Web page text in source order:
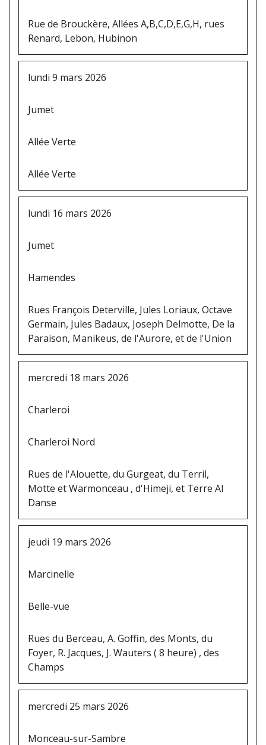
Rue de Brouckère, Allées A,B,C,D,E,G,H, rues
Renard, Lebon, Hubinon
lundi 9 mars 2026
Jumet
Allée Verte
Allée Verte
lundi 16 mars 2026
Jumet
Hamendes
Rues François Deterville, Jules Loriaux, Octave
Germain, Jules Badaux, Joseph Delmotte, De la
Paraison, Manikeus, de l'Aurore, et de l'Union
mercredi 18 mars 2026
Charleroi
Charleroi Nord
Rues de l'Alouette, du Gurgeat, du Terril,
Motte et Warmonceau , d'Himeji, et Terre Al
Danse
jeudi 19 mars 2026
Marcinelle
Belle-vue
Rues du Berceau, A. Goffin, des Monts, du
Foyer, R. Jacques, J. Wauters ( 8 heure) , des
Champs
mercredi 25 mars 2026
Monceau-sur-Sambre